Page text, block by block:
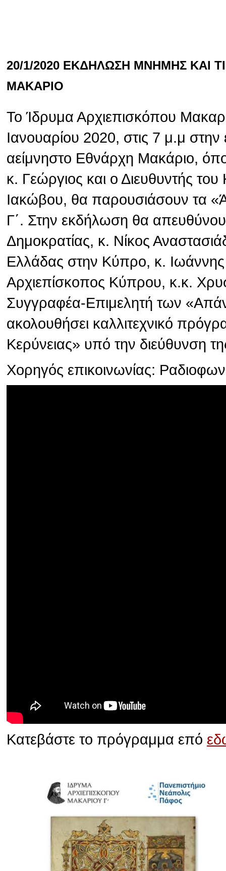
20/1/2020 ΕΚΔΗΛΩΣΗ ΜΝΗΜΗΣ ΚΑΙ
ΜΑΚΑΡΙΟ
Το Ίδρυμα Αρχιεπισκόπου
Ιανουαρίου 2020, στις 7 μ.μ
αείμνηστο Εθνάρχη Μακάριο,
κ. Γεώργιος και ο Διευθυντής
Ιακώβου, θα παρουσιάσουν τα
Γ΄. Στην εκδήλωση θα
Δημοκρατίας, κ. Νίκος
Ελλάδας στην Κύπρο, κ.
Αρχιεπίσκοπος Κύπρου, κ.κ.
Συγγραφέα-Επιμελητή των
ακολουθήσει καλλιτεχνικό
Κερύνειας» υπό την διεύθυνση
Χορηγός επικοινωνίας:
Κατεβάστε το πρόγραμμα επό